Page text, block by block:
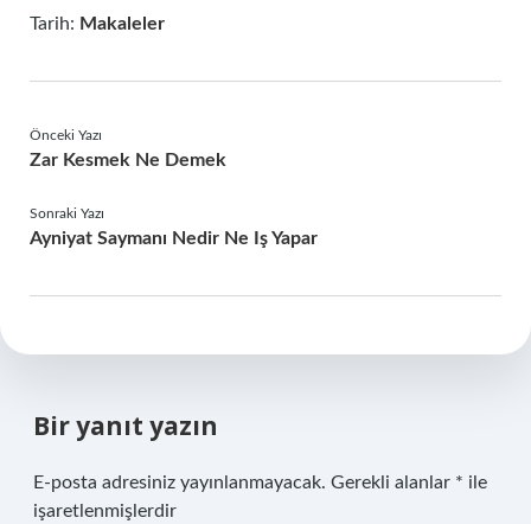
Tarih: Makaleler
Önceki Yazı
Zar Kesmek Ne Demek
Sonraki Yazı
Ayniyat Saymanı Nedir Ne Iş Yapar
Bir yanıt yazın
E-posta adresiniz yayınlanmayacak. Gerekli alanlar * ile
işaretlenmişlerdir